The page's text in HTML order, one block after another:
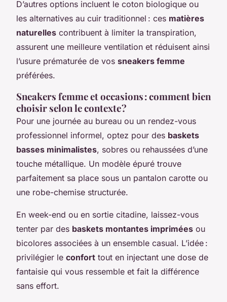
D’autres options incluent le coton biologique ou
les alternatives au cuir traditionnel : ces matières
naturelles contribuent à limiter la transpiration,
assurent une meilleure ventilation et réduisent ainsi
l’usure prématurée de vos sneakers femme
préférées.
Sneakers femme et occasions : comment bien
choisir selon le contexte ?
Pour une journée au bureau ou un rendez-vous
professionnel informel, optez pour des baskets
basses minimalistes, sobres ou rehaussées d’une
touche métallique. Un modèle épuré trouve
parfaitement sa place sous un pantalon carotte ou
une robe-chemise structurée.
En week-end ou en sortie citadine, laissez-vous
tenter par des baskets montantes imprimées ou
bicolores associées à un ensemble casual. L’idée :
privilégier le confort tout en injectant une dose de
fantaisie qui vous ressemble et fait la différence
sans effort.